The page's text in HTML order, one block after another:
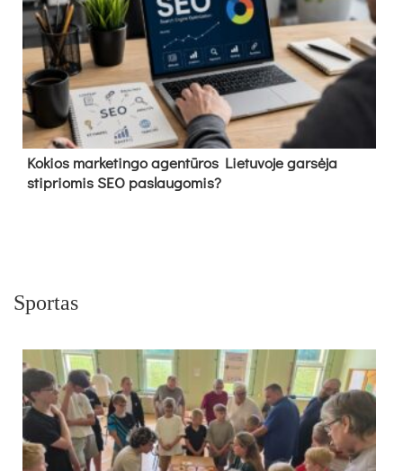
Kokios marketingo agentūros Lietuvoje garsėja
stipriomis SEO paslaugomis?
Sportas